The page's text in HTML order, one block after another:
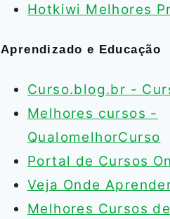
Hotkiwi Melhores
Aprendizado e Educação
Curso.blog.br -
Melhores cursos -
QualomelhorCurso
Portal de Cursos
Veja Onde
Melhores Cursos